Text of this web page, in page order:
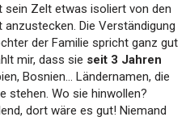
sein Zelt etwas isoliert von den
Die Verständigung
der Familie spricht ganz gut
mir, dass sie seit 3 Jahren
Bosnien… Ländernamen, die
stehen. Wo sie hinwollen?
dort wäre es gut! Niemand